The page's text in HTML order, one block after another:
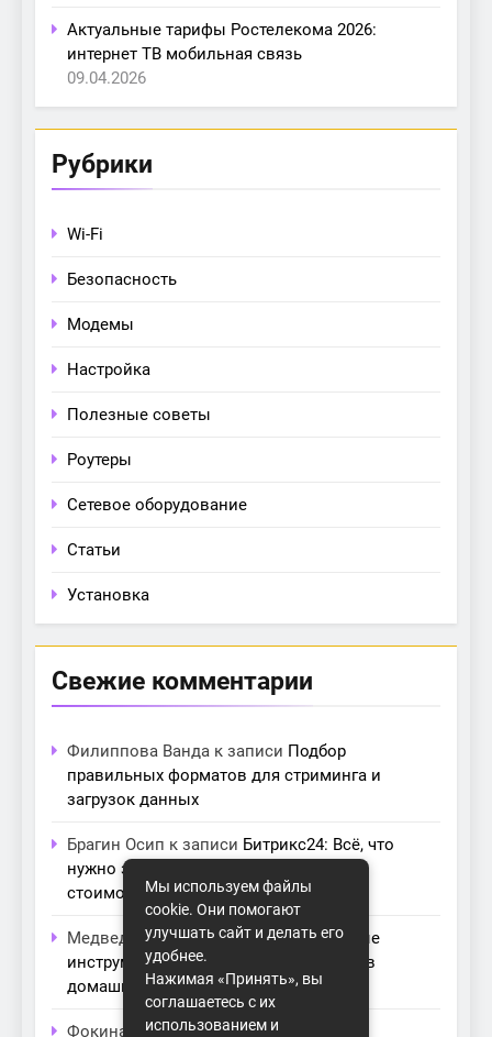
Актуальные тарифы Ростелекома 2026:
интернет ТВ мобильная связь
09.04.2026
Рубрики
Wi-Fi
Безопасность
Модемы
Настройка
Полезные советы
Роутеры
Сетевое оборудование
Статьи
Установка
Свежие комментарии
Филиппова Ванда к записи Подбор
правильных форматов для стриминга и
загрузок данных
Брагин Осип к записи Битрикс24: Всё, что
нужно знать о лицензиях, тарифах и
стоимости в компании Айтекс
Медведева Амалияк записиОсновные
инструменты для создания серверов в
домашних условиях
Фокина Невак записиКак выбрать
Мы используем файлы
cookie. Они помогают
улучшать сайт и делать его
удобнее.
Нажимая «Принять», вы
соглашаетесь с их
использованием и